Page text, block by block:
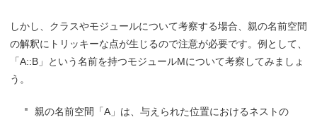
しかし、クラスやモジュールについて考察する場合、親の名前空間
の解釈にトリッキーな点が生じるので注意が必要です。例として、
「A::B」という名前を持つモジュールMについて考察してみましょ
う。
親の名前空間「A」は、与えられた位置におけるネストの